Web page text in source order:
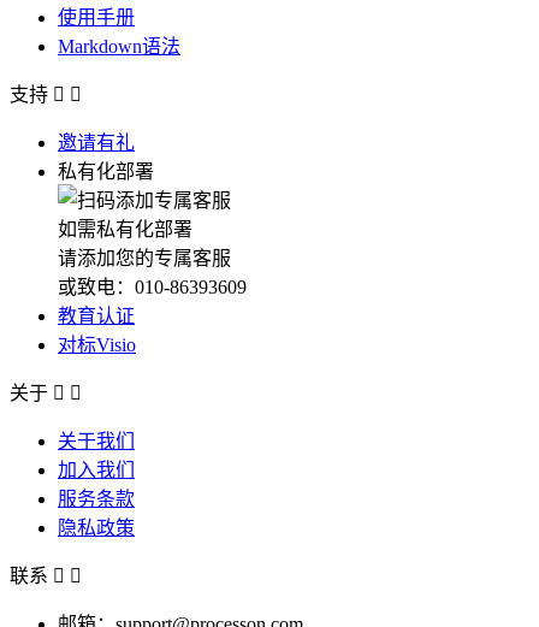
使用手册
Markdown语法
支持  
邀请有礼
私有化部署
如需私有化部署
请添加您的专属客服
或致电：010-86393609
教育认证
对标Visio
关于  
关于我们
加入我们
服务条款
隐私政策
联系  